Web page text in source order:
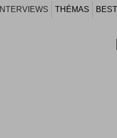
INTERVIEWS THÉMAS